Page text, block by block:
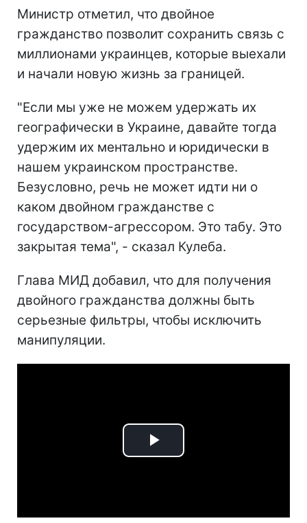
Министр отметил, что двойное
гражданство позволит сохранить связь с
миллионами украинцев, которые выехали
и начали новую жизнь за границей.
"Если мы уже не можем удержать их
географически в Украине, давайте тогда
удержим их ментально и юридически в
нашем украинском пространстве.
Безусловно, речь не может идти ни о
каком двойном гражданстве с
государством-агрессором. Это табу. Это
закрытая тема", - сказал Кулеба.
Глава МИД добавил, что для получения
двойного гражданства должны быть
серьезные фильтры, чтобы исключить
манипуляции.
Play